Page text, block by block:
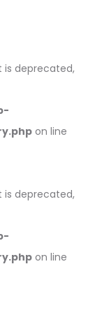
is deprecated,
on line
is deprecated,
on line